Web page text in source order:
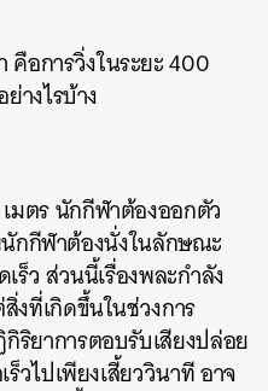
อการวิ่งในระยะ 400
างไรบ้าง
มตร นักกีฬาต้องออกตัว
กกีฬาต้องนั่งในลักษณะ
ร็ว ส่วนนี้เรื่องพละกำลัง
ที่เกิดขึ้นในช่วงการ
ยาการตอบรับเสียงปล่อย
วไปเพียงเสี้ยววินาที อาจ